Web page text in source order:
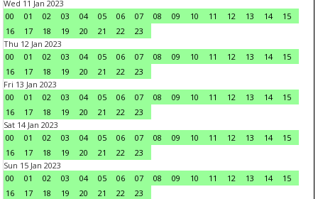
Wed 11 Jan 2023
00
01 02 03 04 05 06 07 08 09 10 11 12 13 14
15
16
17 18 19 20 21 22
23
Thu 12 Jan 2023
00
01 02 03 04 05 06 07 08 09 10 11 12 13 14
15
16
17 18 19 20 21 22
23
Fri 13 Jan 2023
00
01 02 03 04 05 06 07 08 09 10 11 12 13 14
15
16
17 18 19 20 21 22
23
Sat 14 Jan 2023
00
01 02 03 04 05 06 07 08 09 10 11 12 13 14
15
16
17 18 19 20 21 22
23
Sun 15 Jan 2023
00
01 02 03 04 05 06 07 08 09 10 11 12 13 14
15
16
17 18 19 20 21 22
23